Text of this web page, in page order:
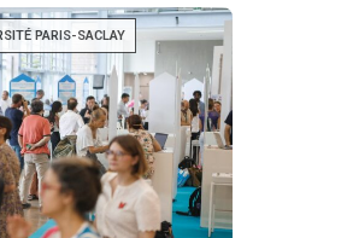
PARIS-SACLAY